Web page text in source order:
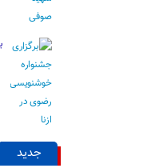
جدید